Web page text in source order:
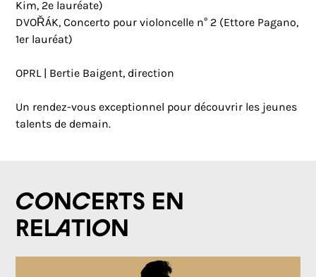
Kim, 2e lauréate)
DVOŘÁK, Concerto pour violoncelle n° 2 (Ettore Pagano,
1er lauréat)
OPRL | Bertie Baigent, direction
Un rendez-vous exceptionnel pour découvrir les jeunes
talents de demain.
Concerts en
relation